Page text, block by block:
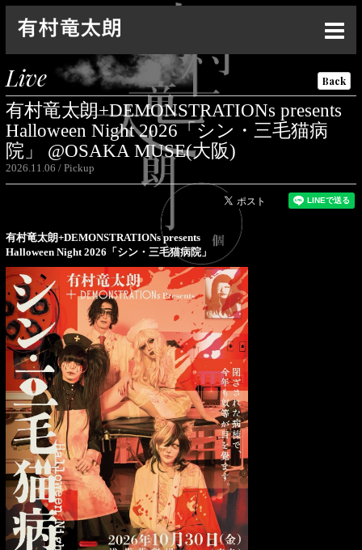
Top
News
Live
Media
Profile
Discography
Goods
Contact
Special
Live Back
有村竜太朗+DEMONSTRATIONs presents
Halloween Night 2026「シン・三毛猫病
院」 @OSAKA MUSE(大阪)
2026.11.06 Pickup
有村竜太朗+DEMONSTRATIONs presents
Halloween Night 2026「シン・三毛猫病院」